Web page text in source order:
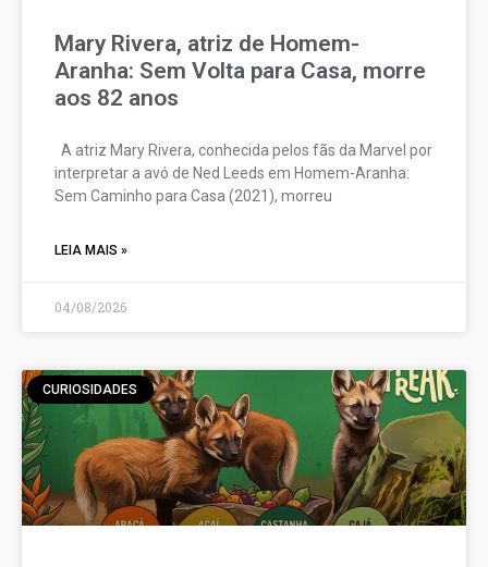
Mary Rivera, atriz de Homem-
Aranha: Sem Volta para Casa, morre
aos 82 anos
A atriz Mary Rivera, conhecida pelos fãs da Marvel por
interpretar a avó de Ned Leeds em Homem-Aranha:
Sem Caminho para Casa (2021), morreu
LEIA MAIS »
04/08/2026
CURIOSIDADES